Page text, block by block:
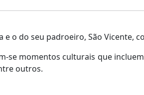
e o do seu padroeiro, São Vicente,
momentos culturais que
outros.